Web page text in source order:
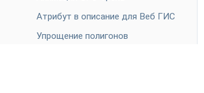
Атрибут в описание для Веб ГИС
Упрощение полигонов